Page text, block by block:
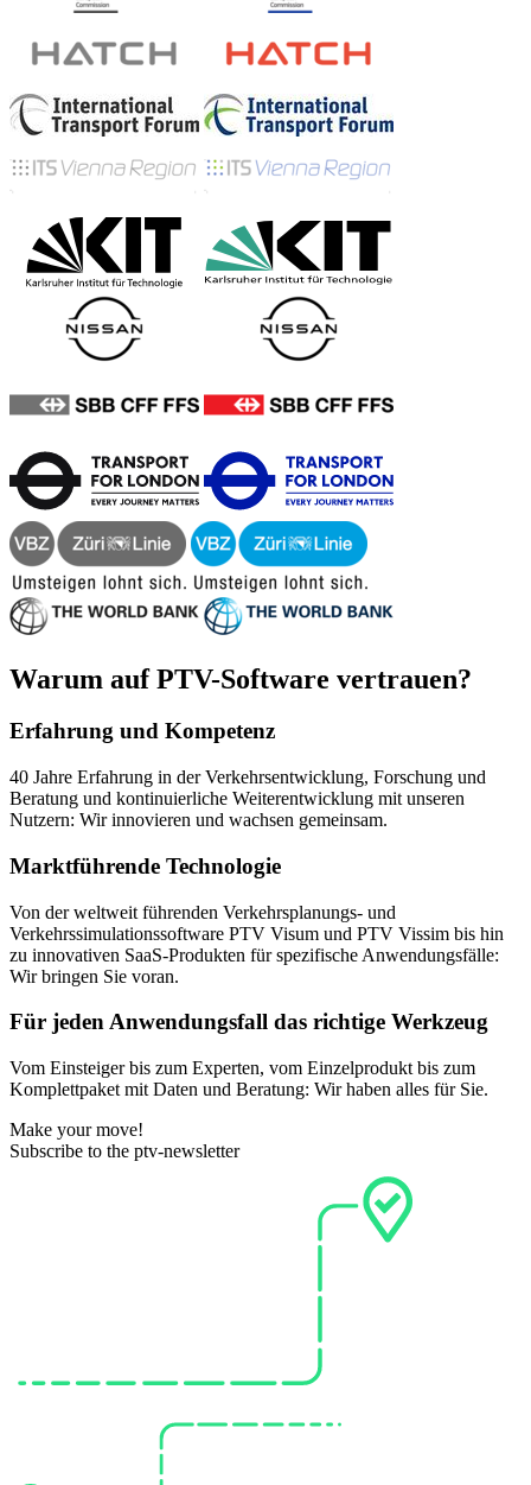
Warum auf PTV-Software vertrauen?
Erfahrung und Kompetenz
40 Jahre Erfahrung in der Verkehrsentwicklung, Forschung und
Beratung und kontinuierliche Weiterentwicklung mit unseren
Nutzern: Wir innovieren und wachsen gemeinsam.
Marktführende Technologie
Von der weltweit führenden Verkehrsplanungs- und
Verkehrssimulationssoftware PTV Visum und PTV Vissim bis hin
zu innovativen SaaS-Produkten für spezifische Anwendungsfälle:
Wir bringen Sie voran.
Für jeden Anwendungsfall das richtige Werkzeug
Vom Einsteiger bis zum Experten, vom Einzelprodukt bis zum
Komplettpaket mit Daten und Beratung: Wir haben alles für Sie.
Make your move!
Subscribe to the ptv-newsletter